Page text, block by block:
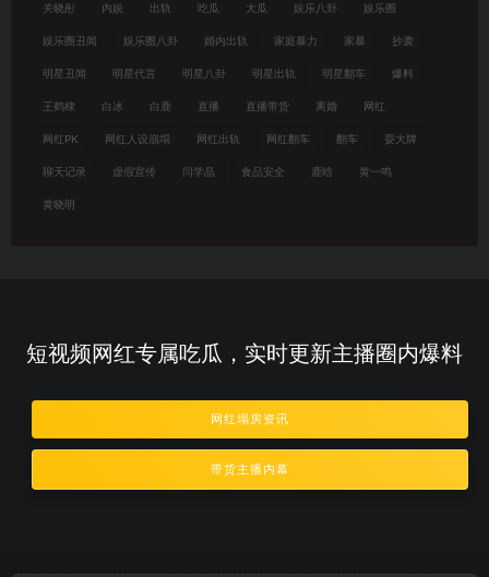
关晓彤 内娱 出轨 吃瓜 大瓜 娱乐八卦 娱乐圈
娱乐圈丑闻 娱乐圈八卦 婚内出轨 家庭暴力 家暴 抄袭
明星丑闻 明星代言 明星八卦 明星出轨 明星翻车 爆料
王鹤棣 白冰 白鹿 直播 直播带货 离婚 网红
网红PK 网红人设崩塌 网红出轨 网红翻车 翻车 耍大牌
聊天记录 虚假宣传 闫学晶 食品安全 鹿晗 黄一鸣
黄晓明
短视频网红专属吃瓜，实时更新主播圈内爆料
网红塌房资讯
带货主播内幕